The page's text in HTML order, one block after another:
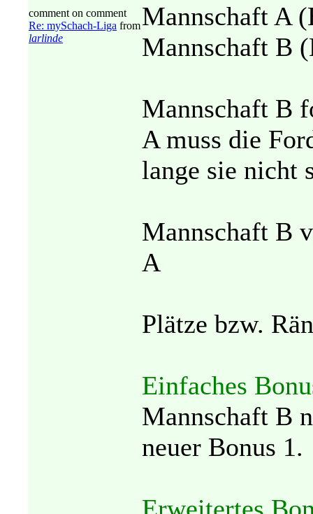
comment on comment
Re: mySchach-Liga from
larlinde
Mannschaft A
Mannschaft B
Mannschaft B
A muss die
lange sie nicht
Mannschaft B
A
Plätze bzw.
Einfaches
Mannschaft B
neuer Bonus 1.